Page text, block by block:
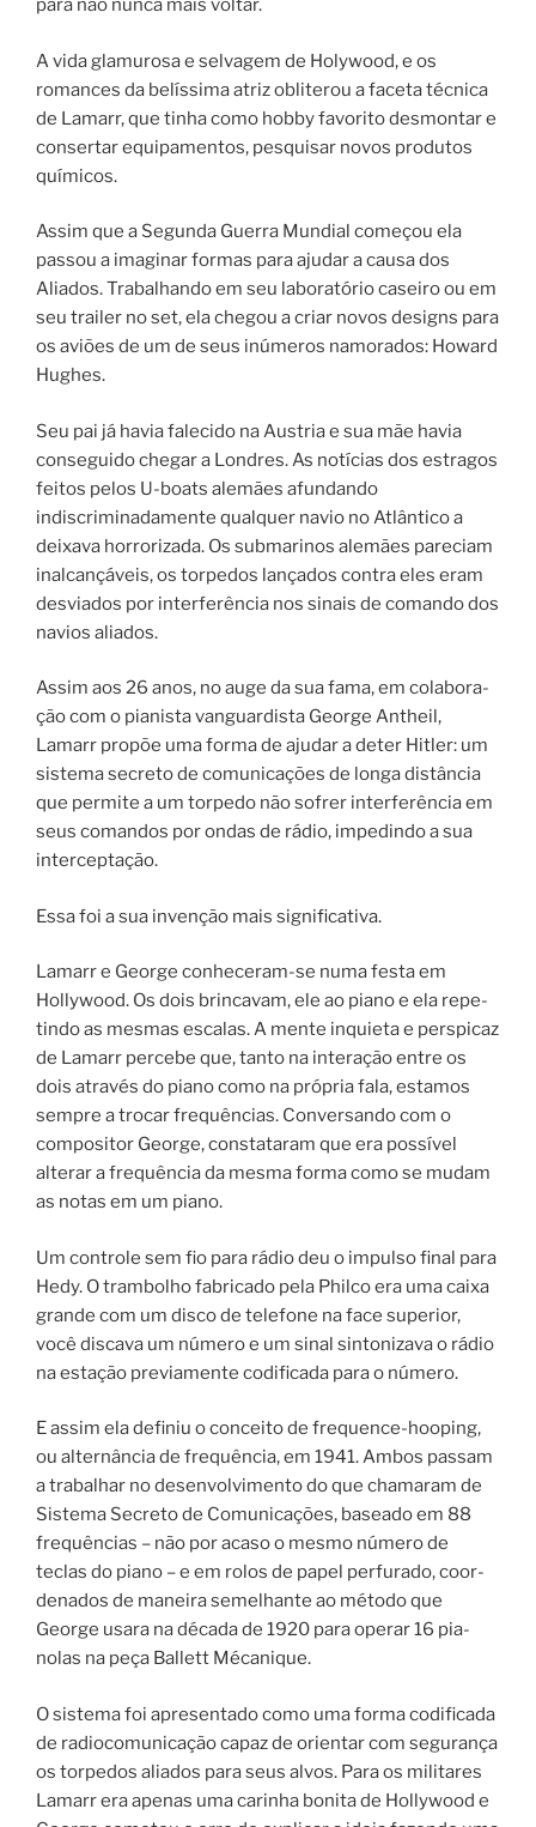
para não nunca mais vol­tar.
A vida glamurosa e selvagem de Holywood, e os
romances da belíssima atriz obliterou a faceta técnica
de Lamarr, que tinha como hobby favorito desmontar e
consertar equipamentos, pesquisar novos produtos
químicos.
Assim que a Segunda Guerra Mundial começou ela
passou a imaginar formas para ajudar a causa dos
Aliados. Trabalhando em seu laboratório caseiro ou em
seu trailer no set, ela chegou a criar novos designs para
os aviões de um de seus inúmeros namorados: Howard
Hughes.
Seu pai já havia falecido na Austria e sua mãe havia
conseguido chegar a Londres. As notícias dos estragos
feitos pelos U-boats alemães afundando
indiscriminadamente qualquer navio no Atlântico a
deixava horrorizada. Os submarinos alemães pareciam
inalcançáveis, os torpedos lançados contra eles eram
desviados por interferência nos sinais de comando dos
navios aliados.
Assim aos 26 anos, no auge da sua fama, em cola­bo­ra­
ção com o pia­nis­ta vanguardista George Antheil,
Lamarr pro­põe uma for­ma de aju­dar a deter Hitler: um
sis­te­ma secre­to de comu­ni­ca­ções de lon­ga dis­tân­cia
que per­mi­te a um tor­pe­do não sofrer interferência em
seus comandos por ondas de rádio, impe­din­do a sua
inter­cepta­ção.
Essa foi a sua invenção mais significativa.
Lamarr e George conheceram-se numa fes­ta em
Hollywood. Os dois brincavam, ele ao pia­no e ela repe­
tin­do as mes­mas esca­las. A mente inquieta e perspicaz
de Lamarr percebe que, tan­to na inte­ra­ção entre os
dois atra­vés do pia­no como na pró­pria fala, estamos
sem­pre a tro­car frequên­ci­as. Conversando com o
compositor George, constataram que era possível
alterar a frequência da mesma forma como se mudam
as notas em um piano.
Um controle sem fio para rádio deu o impulso final para
Hedy. O trambolho fabricado pela Philco era uma caixa
grande com um disco de telefone na face superior,
você discava um número e um sinal sintonizava o rádio
na estação previamente codificada para o número.
E assim ela definiu o con­cei­to de frequence-hooping,
ou alternância de frequência, em 1941. Ambos passam
a trabalhar no desenvolvimento do que chamaram de
Sistema Secreto de Comunicações, base­a­do em 88
frequên­ci­as – não por acaso o mes­mo núme­ro de
teclas do pia­no – e em rolos de papel per­fu­ra­do, coor­
de­na­dos de manei­ra seme­lhan­te ao méto­do que
George usa­ra na década de 1920 para operar 16 pia­
nolas na peça Ballett Mécanique.
O sis­te­ma foi apresentado como uma forma codificada
de radiocomunicação capaz de orientar com segurança
os torpedos aliados para seus alvos. Para os militares
Lamarr era ape­nas uma carinha boni­ta de Hollywood e